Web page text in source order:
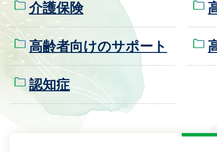
介護保険
高齢者向けのサポート
認知症